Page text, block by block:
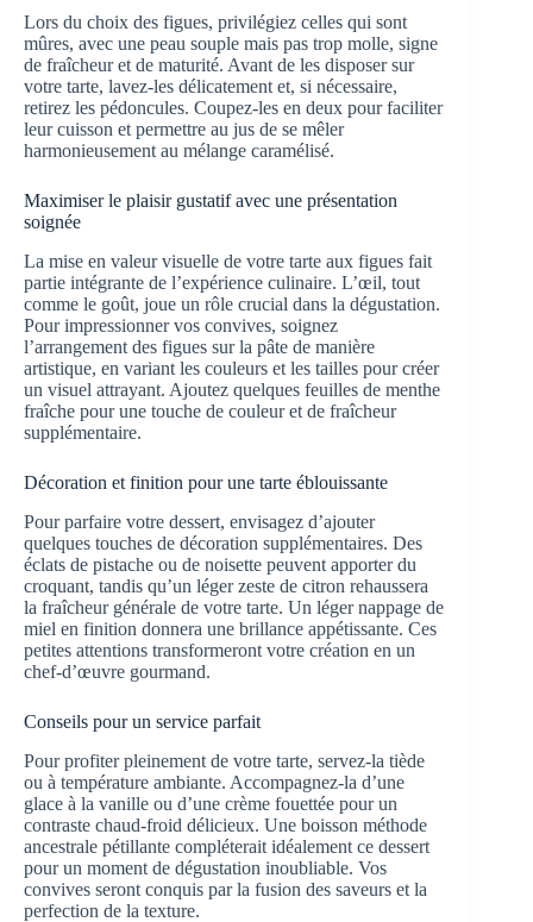
Lors du choix des figues, privilégiez celles qui sont
mûres, avec une peau souple mais pas trop molle, signe
de fraîcheur et de maturité. Avant de les disposer sur
votre tarte, lavez-les délicatement et, si nécessaire,
retirez les pédoncules. Coupez-les en deux pour faciliter
leur cuisson et permettre au jus de se mêler
harmonieusement au mélange caramélisé.
Maximiser le plaisir gustatif avec une présentation
soignée
La mise en valeur visuelle de votre tarte aux figues fait
partie intégrante de l’expérience culinaire. L’œil, tout
comme le goût, joue un rôle crucial dans la dégustation.
Pour impressionner vos convives, soignez
l’arrangement des figues sur la pâte de manière
artistique, en variant les couleurs et les tailles pour créer
un visuel attrayant. Ajoutez quelques feuilles de menthe
fraîche pour une touche de couleur et de fraîcheur
supplémentaire.
Décoration et finition pour une tarte éblouissante
Pour parfaire votre dessert, envisagez d’ajouter
quelques touches de décoration supplémentaires. Des
éclats de pistache ou de noisette peuvent apporter du
croquant, tandis qu’un léger zeste de citron rehaussera
la fraîcheur générale de votre tarte. Un léger nappage de
miel en finition donnera une brillance appétissante. Ces
petites attentions transformeront votre création en un
chef-d’œuvre gourmand.
Conseils pour un service parfait
Pour profiter pleinement de votre tarte, servez-la tiède
ou à température ambiante. Accompagnez-la d’une
glace à la vanille ou d’une crème fouettée pour un
contraste chaud-froid délicieux. Une boisson méthode
ancestrale pétillante compléterait idéalement ce dessert
pour un moment de dégustation inoubliable. Vos
convives seront conquis par la fusion des saveurs et la
perfection de la texture.